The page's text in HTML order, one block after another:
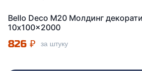
Bello Deco M20 Молдинг
10x100x2000
826 ₽ за штуку